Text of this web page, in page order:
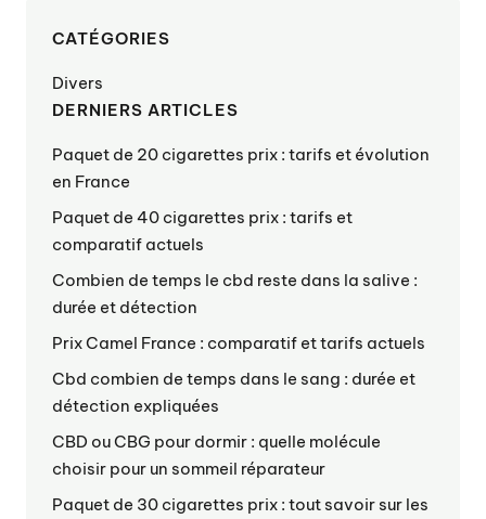
CATÉGORIES
Divers
DERNIERS ARTICLES
Paquet de 20 cigarettes prix : tarifs et évolution
en France
Paquet de 40 cigarettes prix : tarifs et
comparatif actuels
Combien de temps le cbd reste dans la salive :
durée et détection
Prix Camel France : comparatif et tarifs actuels
Cbd combien de temps dans le sang : durée et
détection expliquées
CBD ou CBG pour dormir : quelle molécule
choisir pour un sommeil réparateur
Paquet de 30 cigarettes prix : tout savoir sur les